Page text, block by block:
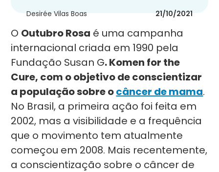
Desirée Vilas Boas 21/10/2021
O Outubro Rosa é uma campanha
internacional criada em 1990 pela
Fundação Susan G. Komen for the
Cure, com o objetivo de conscientizar
a população sobre ocâncer de mama.
No Brasil, a primeira ação foi feita em
2002, mas a visibilidade e a frequência
que o movimento tem atualmente
começou em 2008. Mais recentemente,
a conscientização sobre o câncer de